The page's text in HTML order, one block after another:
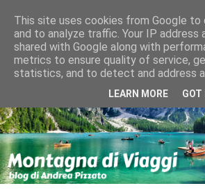
This site uses cookies from Google to
and to analyze traffic. Your IP address
shared with Google along with
metrics to ensure quality of service,
statistics, and to detect and address
LEARN MORE GOT